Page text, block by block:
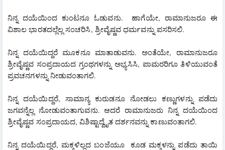
ನಿನ್ನ ದಯೆಯಿಂದ ಕುಂಟನೂ ಓಡುವನು.  ಹಾಗೆಯೇ, ರಾಮಾನುಜರೂ ಈ
ವಿಶಾಲ ಭಾರತದಲ್ಲೆಲ್ಲ ಸಂಚರಿಸಿ, ಶ್ರೀವೈಷ್ಣವ ಧರ್ಮವನ್ನು ಪಸರಿಸಲಿ.
ನಿನ್ನ ದಯೆಯಿದ್ದರೆ ಮೂಕನೂ ಮಾತಾಡುವನು. ಅಂತೆಯೇ, ರಾಮಾನುಜರೂ
ಶ್ರೀವೈಷ್ಣವ ಸಂಪ್ರದಾಯದ ಗ್ರಂಥಗಳನ್ನು ಅಭ್ಯಸಿಸಿ, ಪಾಮರರಿಗೂ ತಿಳಿಯುವಂತೆ
ಪ್ರವಚನಗಳನ್ನು ನೀಡುವಂತಾಗಲಿ.
ನಿನ್ನ ದಯೆಯಿದ್ದರೆ, ಸಾಮಾನ್ಯ ಕುರುಡನೂ ನೋಡಲು ಕಣ್ಣುಗಳನ್ನು ಪಡೆದು
ಜಗವನ್ನೆಲ್ಲ ನೋಡುವಂತಾಗುವನು. ಆದರೆ ರಾಮಾನುಜರು ನಿನ್ನ ದಯೆಯಿಂದ
ಶ್ರೀವೈಷ್ಣವ ಸಂಪ್ರದಾಯದ, ವಿಶಿಷ್ಟಾದ್ವೈತ ದರ್ಶನವನ್ನು ಕಾಣುವಂತಾಗಲಿ.
ನಿನ್ನ ದಯೆಯಿದ್ದರೆ, ಮಕ್ಕಳಿಲ್ಲದ ಬಂಜೆಯೂ  ಕೂಡ ಮಕ್ಕಳನ್ನು ಪಡೆದು ತಾಯಿ